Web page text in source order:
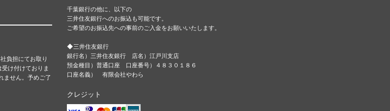
負担にてお取り
け付けておりま
ません。予めご了
千葉銀行の他に、以下の
三井住友銀行へのお振込も可能です。
ご希望のお振込先への事前のご入金をお願いいたします。
◆三井住友銀行
銀行名）三井住友銀行 店名）江戸川支店
預金種目）普通口座 口座番号）４８３０１８６
口座名義） 有限会社やわら
クレジット